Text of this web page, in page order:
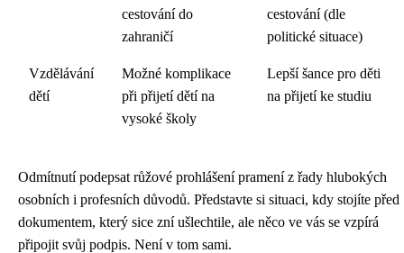
cestování do
zahraničí
cestování (dle
politické situace)
Vzdělávání
dětí
Možné komplikace
při přijetí dětí na
vysoké školy
Lepší šance pro děti
na přijetí ke studiu
Odmítnutí podepsat růžové prohlášení pramení z řady hlubokých
osobních i profesních důvodů. Představte si situaci, kdy stojíte před
dokumentem, který sice zní ušlechtile, ale něco ve vás se vzpírá
připojit svůj podpis. Není v tom sami.